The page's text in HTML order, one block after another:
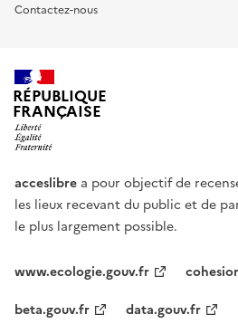
Contactez-nous
RÉPUBLIQUE
FRANÇAISE
acceslibre a pour objectif de
les lieux recevant du public et de
le plus largement possible.
www.ecologie.gouv.fr
beta.gouv.fr
data.gouv.fr